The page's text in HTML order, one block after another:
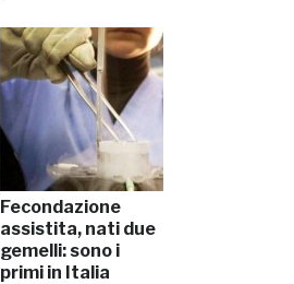
Fecondazione
assistita, nati due
gemelli: sono i
primi in Italia